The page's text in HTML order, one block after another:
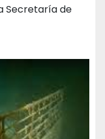
Secretaría de